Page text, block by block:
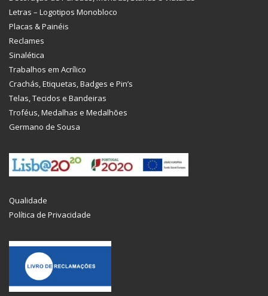
Letras – Logotipos Monobloco
Placas & Painéis
Reclames
Sinalética
Trabalhos em Acrílico
Crachás, Etiquetas, Badges e Pin’s
Telas, Tecidos e Bandeiras
Troféus, Medalhas e Medalhões
Germano de Sousa
Qualidade
Política de Privacidade